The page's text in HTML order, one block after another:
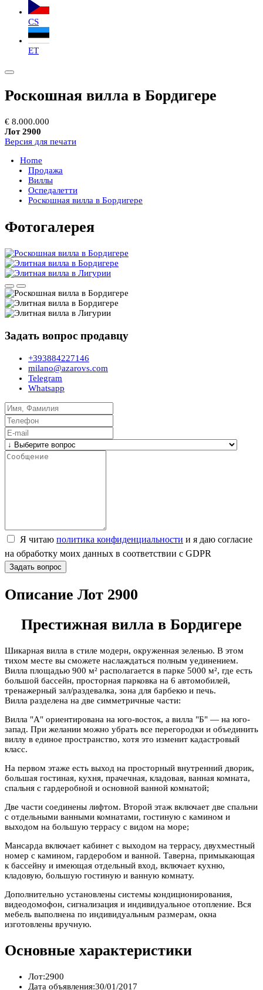
CS
ET
Роскошная вилла в Бордигере
€ 8.000.000
Лот 2900
Версия для печати
Home
Продажа
Виллы
Оспедалетти
Роскошная вилла в Бордигере
Фотогалерея
Задать вопрос продавцу
+393884227146
milano@azarovs.com
Telegram
Whatsapp
Я читаю политика конфиденциальности и я даю согласие
на обработку моих данных в соответствии с GDPR
Задать вопрос
Описание Лот 2900
Престижная вилла в Бордигере
Шикарная вилла в стиле модерн, окруженная зеленью. В этом
тихом месте вы сможете наслаждаться полным уединением.
Вилла площадью 900 м² располагается в парке 5000 м², где есть
большой бассейн, просторная парковка на 6 автомобилей,
тренажерный зал/раздевалка, зона для барбекю и печь.
Вилла разделена на две симметричные части:
Вилла "А" ориентирована на юго-восток, а вилла "Б" — на юго-
запад. При желании можно убрать все перегородки и объединить
виллу в единое пространство, хотя это изменит кадастровый
класс.
На первом этаже есть выход на просторный внутренний дворик,
большая гостиная, кухня, прачечная, кладовая, ванная комната,
спальня с гардеробной и основной ванной комнатой;
Две части соединены лифтом. Второй этаж включает две спальни
с отдельными ванными комнатами, гостиную с камином и
выходом на большую террасу с видом на море;
Мансарда включает кабинет с выходом на террасу, двухместный
номер с камином, гардеробом и ванной. Таверна, примыкающая
к бассейну и имеющая отдельный вход, включает кухню,
кладовую, большую гостиную и ванную комнату.
Дополнительно установлены системы кондиционирования,
видеодомофон, сигнализация и индивидуальное отопление. Вся
мебель выполнена по индивидуальным размерам, окна
изготовлены вручную.
Основные характеристики
Лот:2900
Дата объявления:30/01/2017